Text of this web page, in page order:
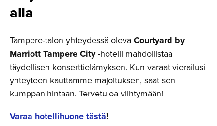
alla
Tampere-talon yhteydessä oleva Courtyard by
Marriott Tampere City-hotelli mahdollistaa
täydellisen konserttielämyksen. Kun varaat vierailusi
yhteyteen kauttamme majoituksen, saat sen
kumppanihintaan. Tervetuloa viihtymään!
Varaa hotellihuone tästä!